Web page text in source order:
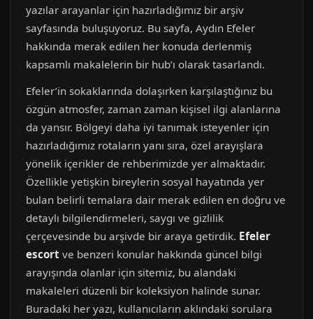
yazılar arayanlar için hazırladığımız bir arşiv
sayfasında buluşuyoruz. Bu sayfa, Aydın Efeler
hakkında merak edilen her konuda derlenmiş
kapsamlı makalelerin bir hub’ı olarak tasarlandı.
Efeler’in sokaklarında dolaşırken karşılaştığınız bu
özgün atmosfer, zaman zaman kişisel ilgi alanlarına
da yansır. Bölgeyi daha iyi tanımak isteyenler için
hazırladığımız rotaların yanı sıra, özel arayışlara
yönelik içerikler de rehberimizde yer almaktadır.
Özellikle yetişkin bireylerin sosyal hayatında yer
bulan belirli temalara dair merak edilen en doğru ve
detaylı bilgilendirmeleri, saygı ve gizlilik
çerçevesinde bu arşivde bir araya getirdik. Efeler
escort ve benzeri konular hakkında güncel bilgi
arayışında olanlar için sitemiz, bu alandaki
makaleleri düzenli bir koleksiyon halinde sunar.
Buradaki her yazı, kullanıcıların aklındaki sorulara